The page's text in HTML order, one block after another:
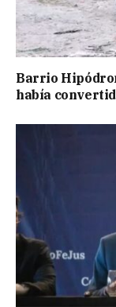
Barrio
había